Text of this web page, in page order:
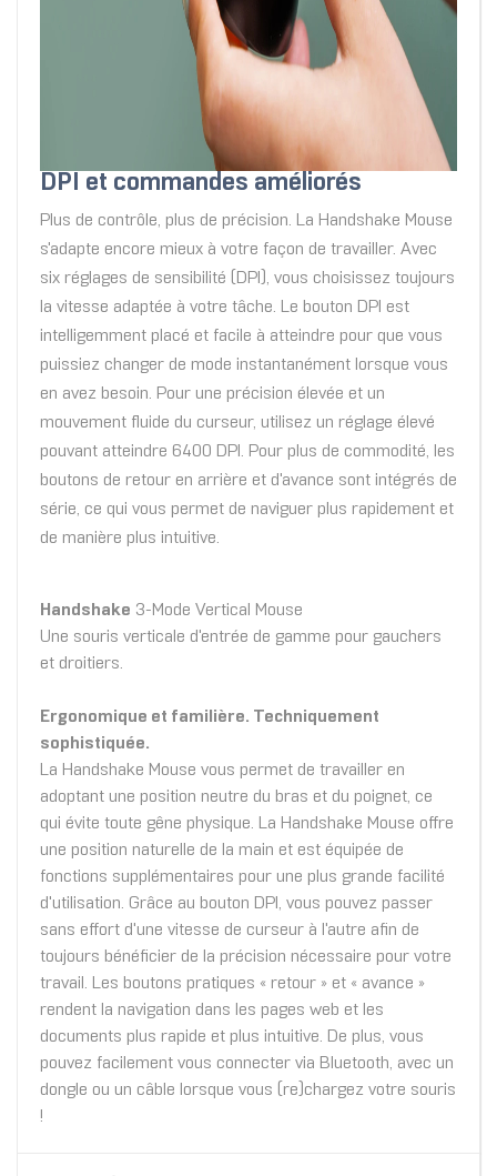
DPI et commandes améliorés
Plus de contrôle, plus de précision. La Handshake Mouse
s'adapte encore mieux à votre façon de travailler. Avec
six réglages de sensibilité (DPI), vous choisissez toujours
la vitesse adaptée à votre tâche. Le bouton DPI est
intelligemment placé et facile à atteindre pour que vous
puissiez changer de mode instantanément lorsque vous
en avez besoin. Pour une précision élevée et un
mouvement fluide du curseur, utilisez un réglage élevé
pouvant atteindre 6400 DPI. Pour plus de commodité, les
boutons de retour en arrière et d'avance sont intégrés de
série, ce qui vous permet de naviguer plus rapidement et
de manière plus intuitive.
Handshake 3-Mode Vertical Mouse
Une souris verticale d'entrée de gamme pour gauchers
et droitiers.
Ergonomique et familière. Techniquement
sophistiquée.
La Handshake Mouse vous permet de travailler en
adoptant une position neutre du bras et du poignet, ce
qui évite toute gêne physique. La Handshake Mouse offre
une position naturelle de la main et est équipée de
fonctions supplémentaires pour une plus grande facilité
d'utilisation. Grâce au bouton DPI, vous pouvez passer
sans effort d'une vitesse de curseur à l'autre afin de
toujours bénéficier de la précision nécessaire pour votre
travail. Les boutons pratiques « retour » et « avance »
rendent la navigation dans les pages web et les
documents plus rapide et plus intuitive. De plus, vous
pouvez facilement vous connecter via Bluetooth, avec un
dongle ou un câble lorsque vous (re)chargez votre souris
!